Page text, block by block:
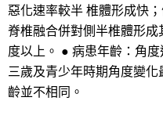
惡化速率較半 椎體形成快
脊椎融合併對側半椎體形
度以上。 ● 病患年齡：角
三歲及青少年時期角度變
齡並不相同。